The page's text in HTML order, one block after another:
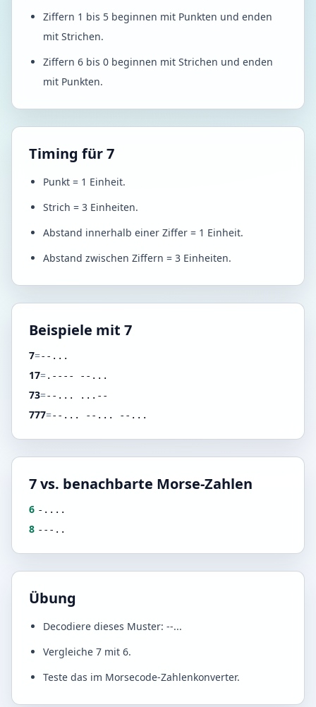
Ziffern 1 bis 5 beginnen mit Punkten und enden
mit Strichen.
Ziffern 6 bis 0 beginnen mit Strichen und enden
mit Punkten.
Timing für 7
Punkt = 1 Einheit.
Strich = 3 Einheiten.
Abstand innerhalb einer Ziffer = 1 Einheit.
Abstand zwischen Ziffern = 3 Einheiten.
Beispiele mit 7
7=--...
17=.---- --...
73=--... ...--
777=--... --... --...
7 vs. benachbarte Morse-Zahlen
6 -....
8 ---..
Übung
Decodiere dieses Muster: --...
Vergleiche 7 mit 6.
Teste das im Morsecode-Zahlenkonverter.